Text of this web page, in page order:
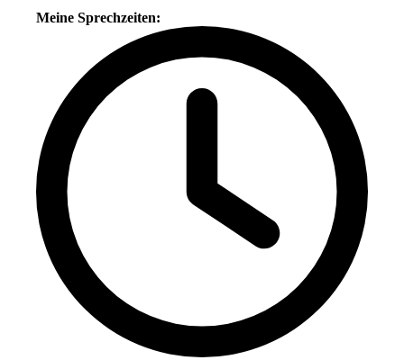
Meine Sprechzeiten: